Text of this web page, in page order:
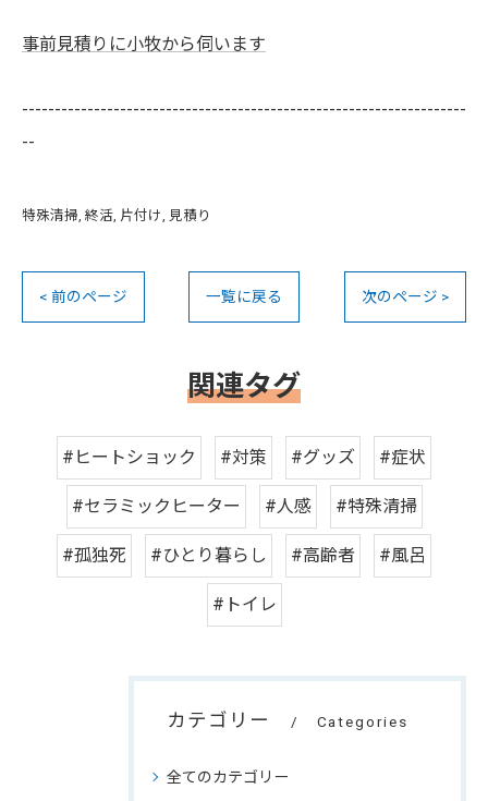
事前見積りに小牧から伺います
--------------------------------------------------------------------
--
特殊清掃 終活 片付け 見積り
< 前のページ 一覧に戻る 次のページ >
関連タグ
#ヒートショック #対策 #グッズ #症状
#セラミックヒーター #人感 #特殊清掃
#孤独死 #ひとり暮らし #高齢者 #風呂
#トイレ
カテゴリー Categories
全てのカテゴリー